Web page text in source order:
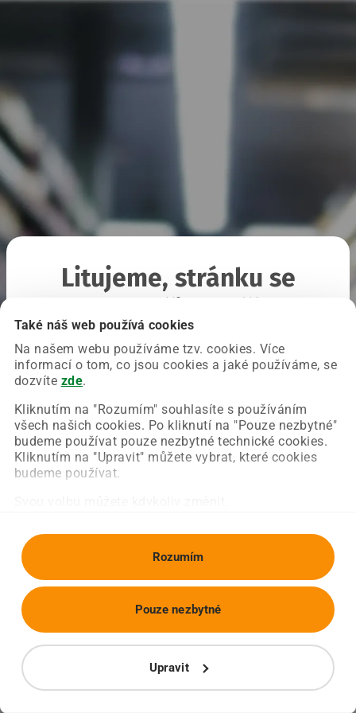
Také náš web používá cookies
Na našem webu používáme tzv. cookies. Více
informací o tom, co jsou cookies a jaké používáme, se
dozvíte zde.
Kliknutím na "Rozumím" souhlasíte s používáním
všech našich cookies. Po kliknutí na "Pouze nezbytné"
budeme používat pouze nezbytné technické cookies.
Kliknutím na "Upravit" můžete vybrat, které cookies
budeme používat.
Rozumím
Upravit
Pouze nezbytné
Litujeme, stránku se
Chyba nastala na naší straně a už ji opravujeme.
Zkuste prosím znovu načíst požadovanou stránku.
Obnovit stránku Úvodní strana